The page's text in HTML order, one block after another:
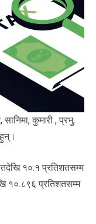
कुमारी , प्रभु,
१०.१ प्रतिशतसम्म
१०.८९६ प्रतिशतसम्म